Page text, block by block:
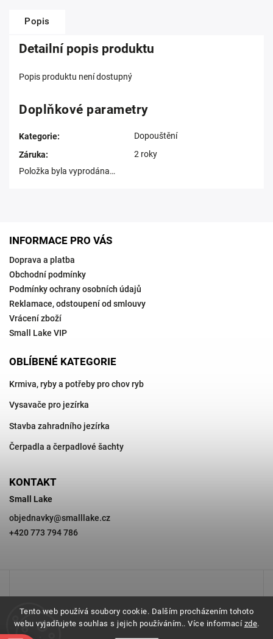
Tento web používá soubory cookie. Dalším procházením tohoto
webu vyjadřujete souhlas s jejich používáním.. Více informací zde.
Popis
Detailní popis produktu
Popis produktu není dostupný
Doplňkové parametry
Kategorie:
Dopouštění
Záruka:
2 roky
Položka byla vyprodána…
INFORMACE PRO VÁS
Doprava a platba
Obchodní podmínky
Podmínky ochrany osobních údajů
Reklamace, odstoupení od smlouvy
Vrácení zboží
Small Lake VIP
OBLÍBENÉ KATEGORIE
Krmiva, ryby a potřeby pro chov ryb
Vysavače pro jezírka
Stavba zahradního jezírka
Čerpadla a čerpadlové šachty
KONTAKT
Small Lake
objednavky@smalllake.cz
+420 773 794 786